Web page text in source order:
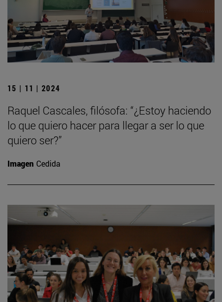
15 | 11 | 2024
Raquel Cascales, filósofa: “¿Estoy haciendo
lo que quiero hacer para llegar a ser lo que
quiero ser?”
Imagen Cedida